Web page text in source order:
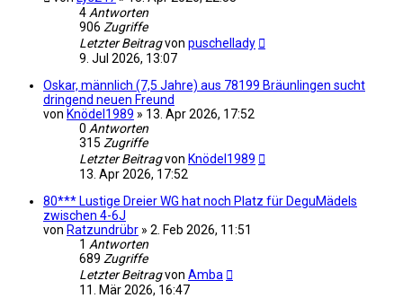
4 Antworten
906 Zugriffe
Letzter Beitragvon puschellady
9. Jul 2026, 13:07
Oskar, männlich (7,5 Jahre) aus 78199 Bräunlingen sucht
dringend neuen Freund
von Knödel1989 » 13. Apr 2026, 17:52
0 Antworten
315 Zugriffe
Letzter Beitragvon Knödel1989
13. Apr 2026, 17:52
80*** Lustige Dreier WG hat noch Platz für DeguMädels
zwischen 4-6J
von Ratzundrübr » 2. Feb 2026, 11:51
1 Antworten
689 Zugriffe
Letzter Beitragvon Amba
11. Mär 2026, 16:47